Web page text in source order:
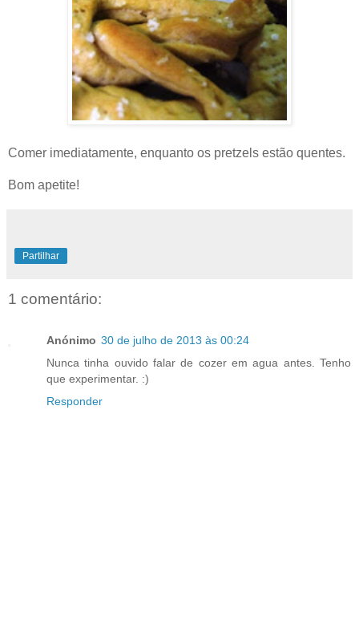
Comer imediatamente, enquanto os pretzels estão quentes.
Bom apetite!
Partilhar
1 comentário:
Anónimo 30 de julho de 2013 às 00:24
Nunca tinha ouvido falar de cozer em agua antes. Tenho
que experimentar. :)
Responder